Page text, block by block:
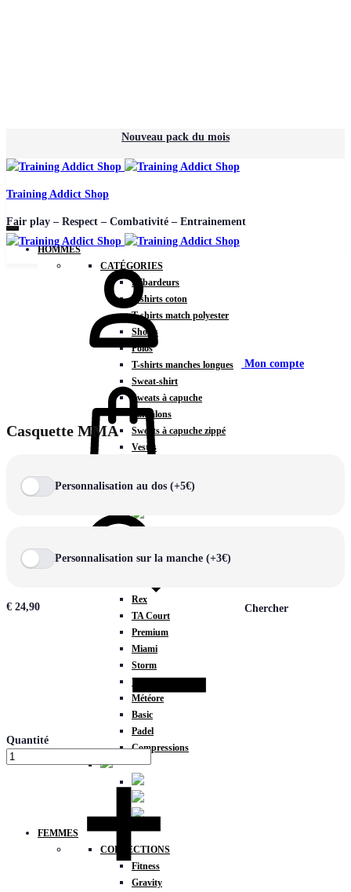
Nouveau pack du mois
Training Addict Shop
Fair play – Respect – Combativité – Entrainement
HOMMES
CATÉGORIES
Débardeurs
T-shirts coton
T-shirts match polyester
Shorts
Polos
T-shirts manches longues
Sweat-shirt
Sweats à capuche
Pantalons
Sweats à capuche zippé
Vestes
Rex
TA Court
Premium
Miami
Storm
Victory
Météore
Basic
Padel
Compressions
FEMMES
COLLECTIONS
Fitness
Gravity
Mon compte
Chercher
Casquette MMA
Personnalisation au dos (+5€)
Personnalisation sur la manche (+3€)
€ 24,90
Quantité